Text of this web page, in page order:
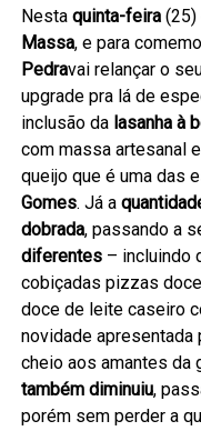
Nestaquinta-feira (25)
Massa, e para
Pedravai relançar o
upgrade pra lá de
inclusão da lasanha à
com massa artesanal
queijo que é uma das
Gomes. Já a
dobrada, passando a
diferentes – incluindo
cobiçadas pizzas
doce de leite caseiro
novidade apresentada
cheio aos amantes
também diminuiu,
porém sem perder a